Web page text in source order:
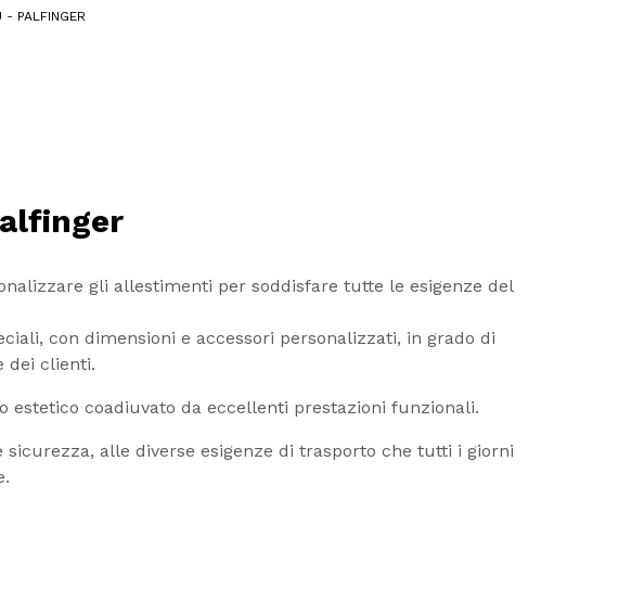
- PALFINGER
gli allestimenti per soddisfare tutte le esigenze del
con dimensioni e accessori personalizzati, in grado di
dei clienti.
estetico coadiuvato da eccellenti prestazioni funzionali.
alle diverse esigenze di trasporto che tutti i giorni